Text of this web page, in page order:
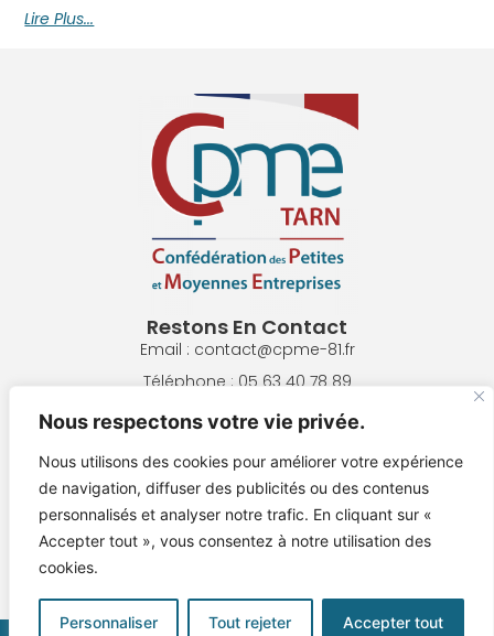
Nous respectons votre vie privée.
Nous utilisons des cookies pour améliorer votre expérience
de navigation, diffuser des publicités ou des contenus
personnalisés et analyser notre trafic. En cliquant sur «
Accepter tout », vous consentez à notre utilisation des
cookies.
Personnaliser Tout rejeter Accepter tout
Lire Plus...
Restons En Contact
Email : contact@cpme-81.fr
Téléphone : 05 63 40 78 89
Adresse : 8 Pl. de la République, 81300 Graulhet
NOUS ÉCRIRE
NOUS REJOINDRE !